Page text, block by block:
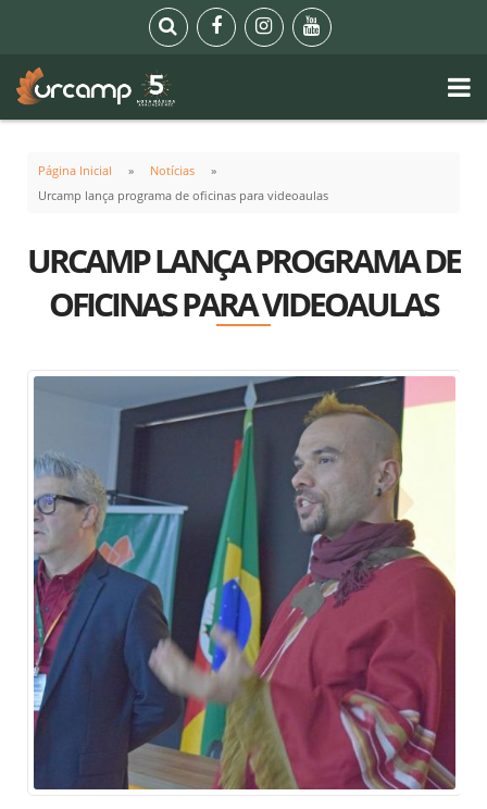
Página Inicial
Notícias
Urcamp lança programa de oficinas para videoaulas
URCAMP LANÇA PROGRAMA DE
OFICINAS PARA VIDEOAULAS